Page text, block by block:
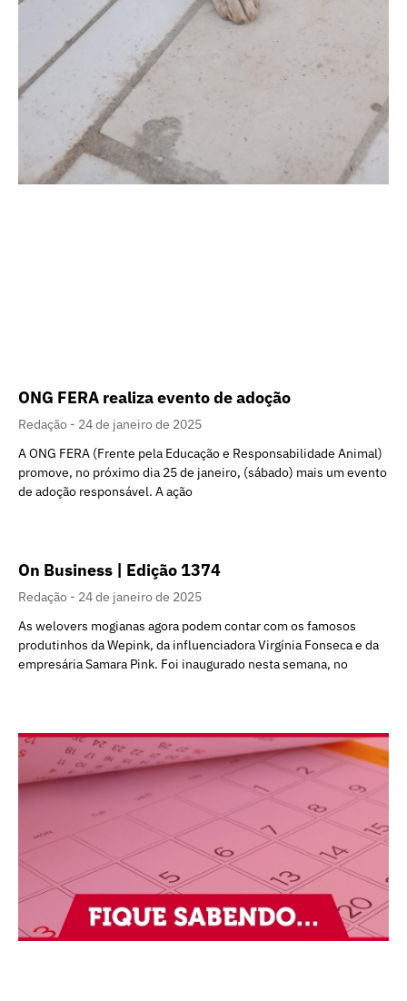
ONG FERA realiza evento de adoção
Redação
24 de janeiro de 2025
A ONG FERA (Frente pela Educação e Responsabilidade Animal)
promove, no próximo dia 25 de janeiro, (sábado) mais um evento
de adoção responsável. A ação
On Business | Edição 1374
Redação
24 de janeiro de 2025
As welovers mogianas agora podem contar com os famosos
produtinhos da Wepink, da influenciadora Virgínia Fonseca e da
empresária Samara Pink. Foi inaugurado nesta semana, no